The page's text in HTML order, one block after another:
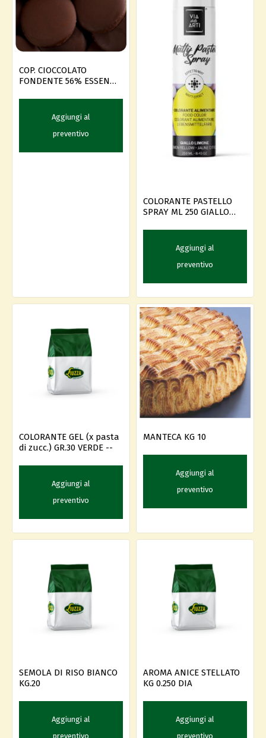
COP. CIOCCOLATO
FONDENTE 56% ESSENCE
Aggiungi al
preventivo
COLORANTE PASTELLO
SPRAY ML 250 GIALLO
Aggiungi al
preventivo
COLORANTE GEL (x pasta
di zucc.) GR.30 VERDE --
Aggiungi al
preventivo
MANTECA KG 10
Aggiungi al
preventivo
SEMOLA DI RISO BIANCO
KG.20
Aggiungi al
preventivo
AROMA ANICE STELLATO
KG 0.250 DIA
Aggiungi al
preventivo